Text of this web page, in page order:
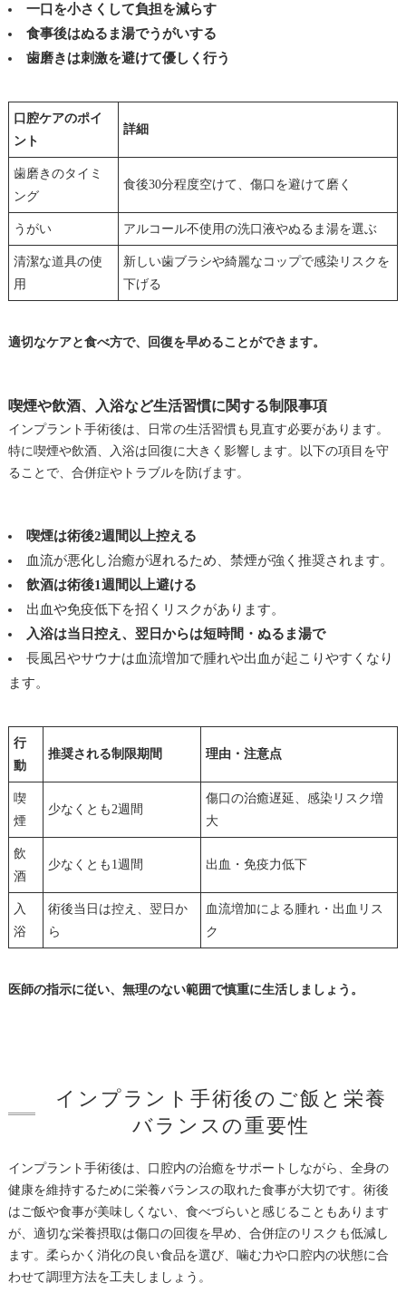
一口を小さくして負担を減らす
食事後はぬるま湯でうがいする
歯磨きは刺激を避けて優しく行う
口腔ケアのポイ
ント
詳細
歯磨きのタイミ
ング
食後30分程度空けて、傷口を避けて磨く
うがい アルコール不使用の洗口液やぬるま湯を選ぶ
清潔な道具の使
用
新しい歯ブラシや綺麗なコップで感染リスクを
下げる
適切なケアと食べ方で、回復を早めることができます。
喫煙や飲酒、入浴など生活習慣に関する制限事項
インプラント手術後は、日常の生活習慣も見直す必要があります。
特に喫煙や飲酒、入浴は回復に大きく影響します。以下の項目を守
ることで、合併症やトラブルを防げます。
喫煙は術後2週間以上控える
血流が悪化し治癒が遅れるため、禁煙が強く推奨されます。
飲酒は術後1週間以上避ける
出血や免疫低下を招くリスクがあります。
入浴は当日控え、翌日からは短時間・ぬるま湯で
長風呂やサウナは血流増加で腫れや出血が起こりやすくなり
ます。
行
動
推奨される制限期間 理由・注意点
喫
煙
少なくとも2週間
傷口の治癒遅延、感染リスク増
大
飲
酒
少なくとも1週間 出血・免疫力低下
入
浴
術後当日は控え、翌日か
ら
血流増加による腫れ・出血リス
ク
医師の指示に従い、無理のない範囲で慎重に生活しましょう。
インプラント手術後のご飯と栄養
バランスの重要性
インプラント手術後は、口腔内の治癒をサポートしながら、全身の
健康を維持するために栄養バランスの取れた食事が大切です。術後
はご飯や食事が美味しくない、食べづらいと感じることもあります
が、適切な栄養摂取は傷口の回復を早め、合併症のリスクも低減し
ます。柔らかく消化の良い食品を選び、噛む力や口腔内の状態に合
わせて調理方法を工夫しましょう。